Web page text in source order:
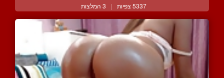
5337 צפיות | 3 המלצות